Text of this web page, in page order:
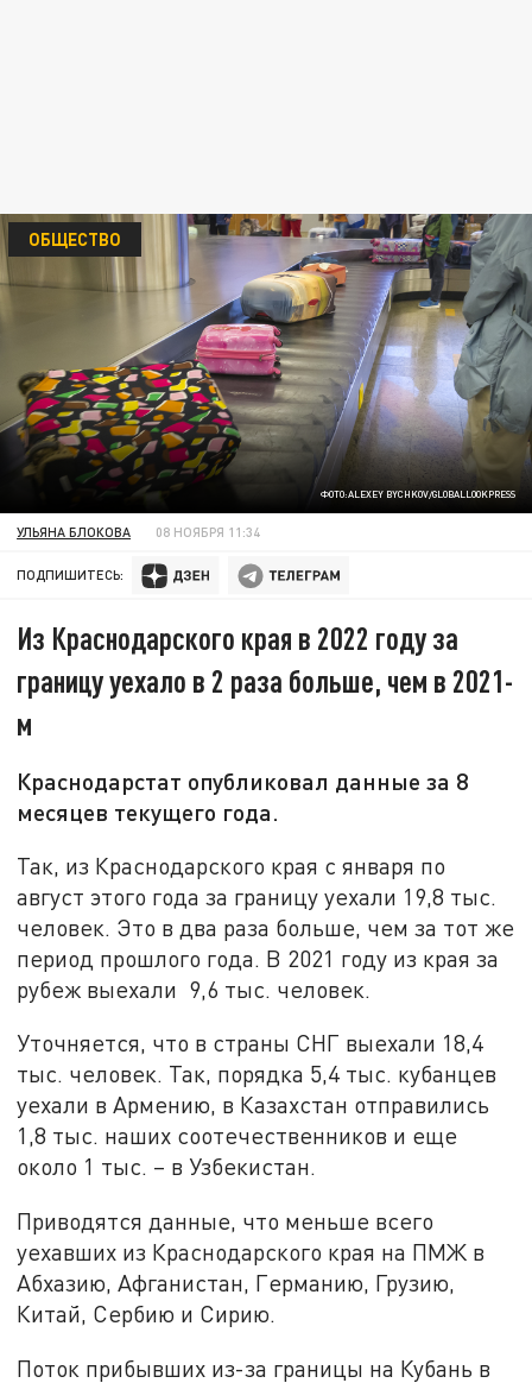
ФОТО:ALEXEY BYCHKOV/GLOBALLOOKPRESS
ОБЩЕСТВО
УЛЬЯНА БЛОКОВА 08 НОЯБРЯ 11:34
ПОДПИШИТЕСЬ:
Из Краснодарского края в 2022 году за
границу уехало в 2 раза больше, чем в 2021-
м
Краснодарстат опубликовал данные за 8
месяцев текущего года.
Так, из Краснодарского края с января по
август этого года за границу уехали 19,8 тыс.
человек. Это в два раза больше, чем за тот же
период прошлого года. В 2021 году из края за
рубеж выехали 9,6 тыс. человек.
Уточняется, что в страны СНГ выехали 18,4
тыс. человек. Так, порядка 5,4 тыс. кубанцев
уехали в Армению, в Казахстан отправились
1,8 тыс. наших соотечественников и еще
около 1 тыс. – в Узбекистан.
Приводятся данные, что меньше всего
уехавших из Краснодарского края на ПМЖ в
Абхазию, Афганистан, Германию, Грузию,
Китай, Сербию и Сирию.
Поток прибывших из-за границы на Кубань в